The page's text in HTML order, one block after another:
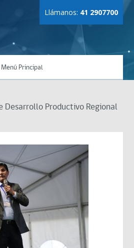
Llámanos: 41 2907700
Menú Principal
Desarrollo Productivo Regional